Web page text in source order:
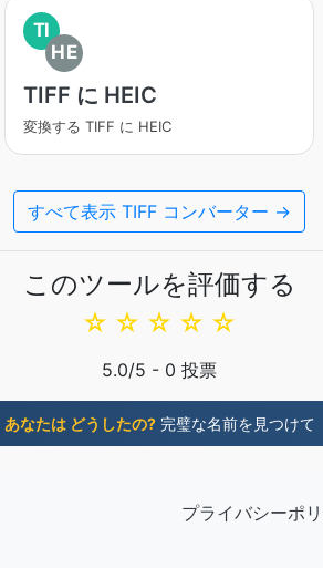
TI
HE
TIFF に HEIC
変換する TIFF に HEIC
すべて表示 TIFF コンバーター →
このツールを評価する
☆
☆
☆
☆
☆
5.0/5 - 0 投票
あなたは どうしたの?完璧な名前を見つけて
プライバシーポ